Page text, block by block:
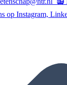
op Instagram,